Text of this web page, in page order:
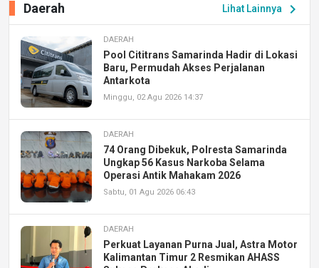
Lihat Lainnya chevron_right
Daerah
DAERAH
Pool Cititrans Samarinda Hadir di Lokasi
Baru, Permudah Akses Perjalanan
Antarkota
Minggu, 02 Agu 2026 14:37
DAERAH
74 Orang Dibekuk, Polresta Samarinda
Ungkap 56 Kasus Narkoba Selama
Operasi Antik Mahakam 2026
Sabtu, 01 Agu 2026 06:43
DAERAH
Perkuat Layanan Purna Jual, Astra Motor
Kalimantan Timur 2 Resmikan AHASS